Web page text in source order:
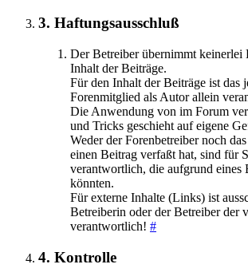
3. Haftungsausschluß
Der Betreiber übernimmt keinerlei
Inhalt der Beiträge.
Für den Inhalt der Beiträge ist das
Forenmitglied als Autor allein
Die Anwendung von im Forum
und Tricks geschieht auf eigene
Weder der Forenbetreiber noch
einen Beitrag verfaßt hat, sind für
verantwortlich, die aufgrund eines
könnten.
Für externe Inhalte (Links) ist
Betreiberin oder der Betreiber der
verantwortlich! #
4. Kontrolle